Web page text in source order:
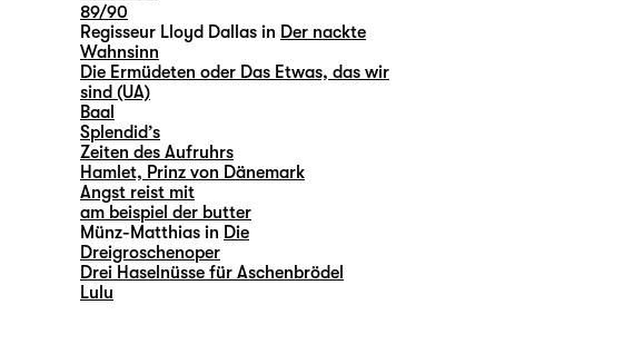
89/90
Regisseur Lloyd Dallas in Der nackte
Wahnsinn
Die Ermüdeten oder Das Etwas, das wir
sind (UA)
Baal
Splendid’s
Zeiten des Aufruhrs
Hamlet, Prinz von Dänemark
Angst reist mit
am beispiel der butter
Münz-Matthias in Die
Dreigroschenoper
Drei Haselnüsse für Aschenbrödel
Lulu